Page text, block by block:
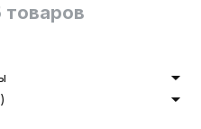
товаров